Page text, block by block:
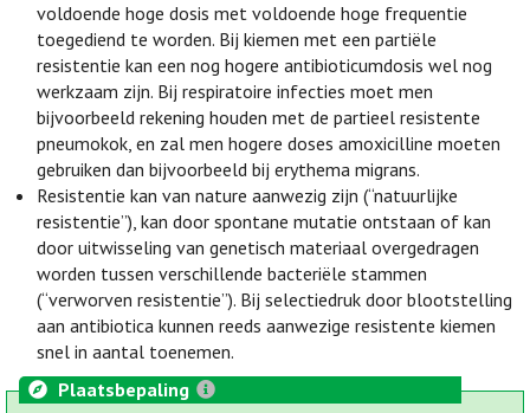
voldoende hoge dosis met voldoende hoge frequentie
toegediend te worden. Bij kiemen met een partiële
resistentie kan een nog hogere antibioticumdosis wel nog
werkzaam zijn. Bij respiratoire infecties moet men
bijvoorbeeld rekening houden met de partieel resistente
pneumokok, en zal men hogere doses amoxicilline moeten
gebruiken dan bijvoorbeeld bij erythema migrans.
Resistentie kan van nature aanwezig zijn (“natuurlijke
resistentie”), kan door spontane mutatie ontstaan of kan
door uitwisseling van genetisch materiaal overgedragen
worden tussen verschillende bacteriële stammen
(“verworven resistentie”). Bij selectiedruk door blootstelling
aan antibiotica kunnen reeds aanwezige resistente kiemen
snel in aantal toenemen.
Plaatsbepaling